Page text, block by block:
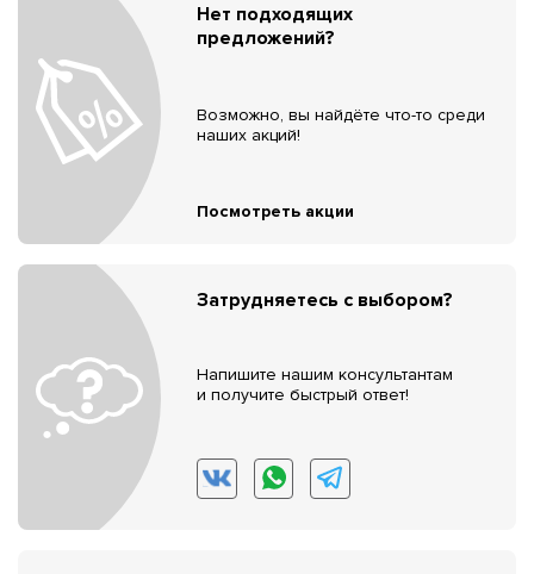
Нет подходящих
предложений?
Возможно, вы найдёте что-то среди
наших акций!
Посмотреть акции
Затрудняетесь с выбором?
Напишите нашим консультантам
и получите быстрый ответ!